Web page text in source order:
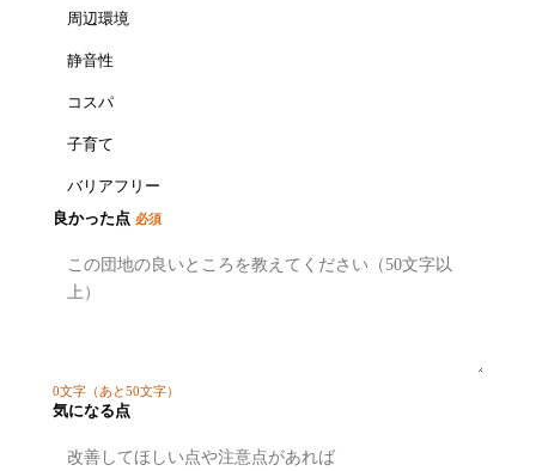
周辺環境
静音性
コスパ
子育て
バリアフリー
良かった点 必須
0文字 （あと50文字）
気になる点